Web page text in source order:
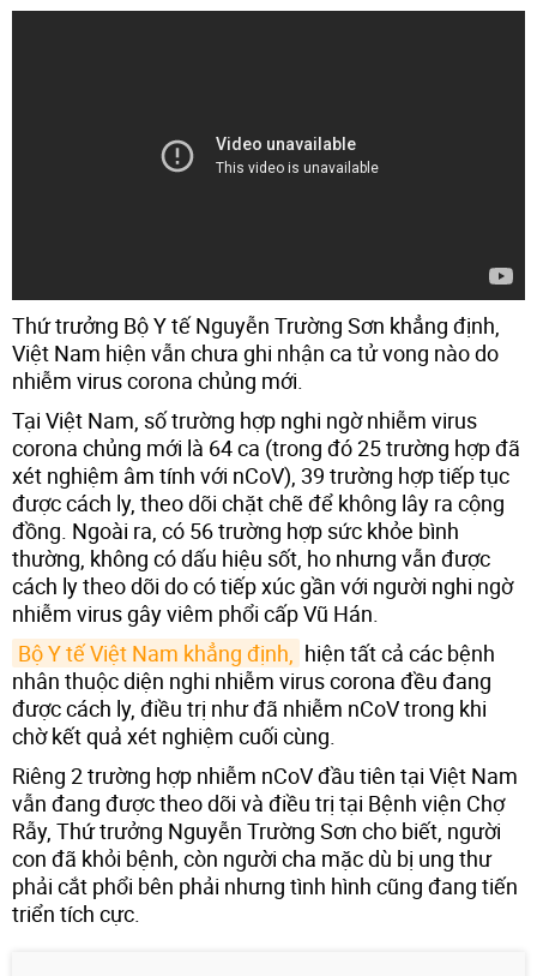
Thứ trưởng Bộ Y tế Nguyễn Trường Sơn khẳng định,
Việt Nam hiện vẫn chưa ghi nhận ca tử vong nào do
nhiễm virus corona chủng mới.
Tại Việt Nam, số trường hợp nghi ngờ nhiễm virus
corona chủng mới là 64 ca (trong đó 25 trường hợp đã
xét nghiệm âm tính với nCoV), 39 trường hợp tiếp tục
được cách ly, theo dõi chặt chẽ để không lây ra cộng
đồng. Ngoài ra, có 56 trường hợp sức khỏe bình
thường, không có dấu hiệu sốt, ho nhưng vẫn được
cách ly theo dõi do có tiếp xúc gần với người nghi ngờ
nhiễm virus gây viêm phổi cấp Vũ Hán.
Bộ Y tế Việt Nam khẳng định,
hiện tất cả các bệnh
nhân thuộc diện nghi nhiễm virus corona đều đang
được cách ly, điều trị như đã nhiễm nCoV trong khi
chờ kết quả xét nghiệm cuối cùng.
Riêng 2 trường hợp nhiễm nCoV đầu tiên tại Việt Nam
vẫn đang được theo dõi và điều trị tại Bệnh viện Chợ
Rẫy, Thứ trưởng Nguyễn Trường Sơn cho biết, người
con đã khỏi bệnh, còn người cha mặc dù bị ung thư
phải cắt phổi bên phải nhưng tình hình cũng đang tiến
triển tích cực.